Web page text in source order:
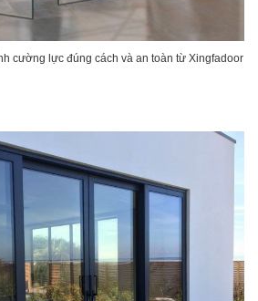
cường lực đúng cách và an toàn từ Xingfadoor